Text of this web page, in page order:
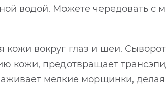
водой. Можете чередовать с
кожи вокруг глаз и шеи.
кожи, предотвращает
мелкие морщинки,